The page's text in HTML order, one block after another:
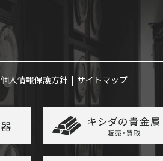
個人情報保護方針 サイトマップ